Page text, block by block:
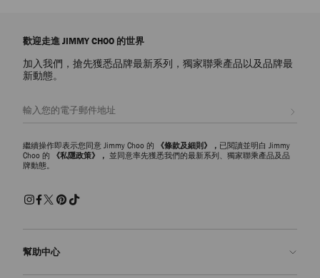
歡迎走進 JIMMY CHOO 的世界
加入我們，搶先獲悉品牌最新系列，獨家聯乘產品以及品牌最
新動態。
繼續操作即表示您同意 Jimmy Choo 的 《條款及細則》， 已閱讀並明白 Jimmy
Choo 的
《私隱政策》， 並同意率先獲悉我們的最新系列、獨家聯乘產品及品
牌動態。
幫助中心